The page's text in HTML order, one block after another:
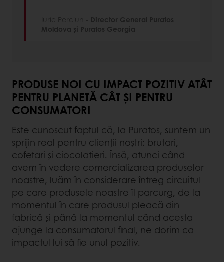
Iurie Perciun - Director General Puratos
Moldova și Puratos Georgia
PRODUSE NOI CU IMPACT POZITIV ATÂT
PENTRU PLANETĂ CÂT ȘI PENTRU
CONSUMATORI
Este cunoscut faptul că, la Puratos, suntem un
sprijin real pentru clienții noștri: brutari,
cofetari și ciocolatieri. Însă, atunci când
avem în vedere comercializarea produselor
noastre, luăm în considerare întreg circuitul
pe care produsele noastre îl parcurg, de la
momentul în care produsul pleacă din
fabrică și până la momentul când acesta
ajunge la consumatorul final, ne dorim ca
impactul lui să fie unul pozitiv.